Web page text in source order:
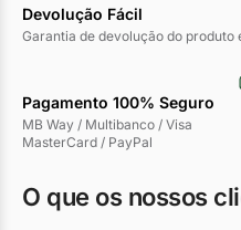
Devolução Fácil
Garantia de devolução do produto
Pagamento 100% Seguro
MB Way / Multibanco / Visa
MasterCard / PayPal
O que os nossos